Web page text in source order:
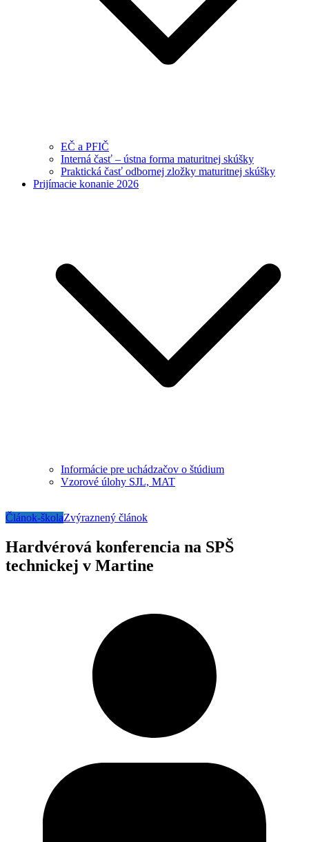
EČ a PFIČ
Interná časť – ústna forma maturitnej skúšky
Praktická časť odbornej zložky maturitnej skúšky
Prijímacie konanie 2026
Informácie pre uchádzačov o štúdium
Vzorové úlohy SJL, MAT
Článok-školaZvýraznený článok
Hardvérová konferencia na SPŠ
technickej v Martine